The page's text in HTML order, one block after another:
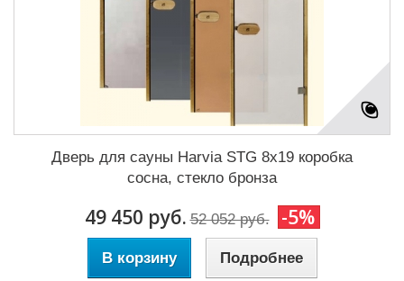
Дверь для сауны Harvia STG 8x19 коробка
сосна, стекло бронза
49 450 руб. 52 052 руб. -5%
В корзину Подробнее